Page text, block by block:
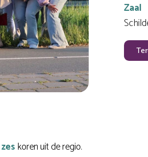
Zaal
zeskoren uit de regio.